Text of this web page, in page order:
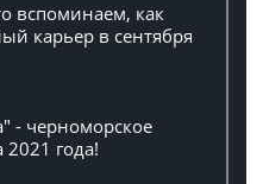
вспоминаем, как
карьер в сентября
- черноморское
года!